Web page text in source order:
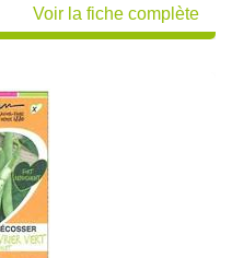
Voir la fiche complète